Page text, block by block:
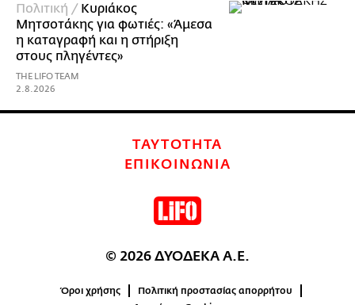
Πολιτική / Κυριάκος
Μητσοτάκης για φωτιές: «Άμεσα
η καταγραφή και η στήριξη
στους πληγέντες»
THE LIFO TEAM
2.8.2026
ΤΑΥΤΟΤΗΤΑ
ΕΠΙΚΟΙΝΩΝΙΑ
© 2026 ΔΥΟΔΕΚΑ Α.Ε.
Όροι χρήσης
Πολιτική προστασίας απορρήτου